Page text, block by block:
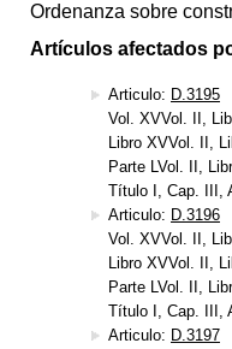
Ordenanza sobre
Artículos afectados
Articulo: D.3195
Vol. XVVol. II,
Libro XVVol. II,
Parte LVol. II,
Título I, Cap. III,
Articulo: D.3196
Vol. XVVol. II,
Libro XVVol. II,
Parte LVol. II,
Título I, Cap. III,
Articulo: D.3197